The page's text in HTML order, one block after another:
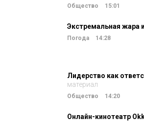
Общество 15:01
Экстремальная жара
Погода 14:28
Лидерство как
материал
Общество 14:20
Онлайн-кинотеатр